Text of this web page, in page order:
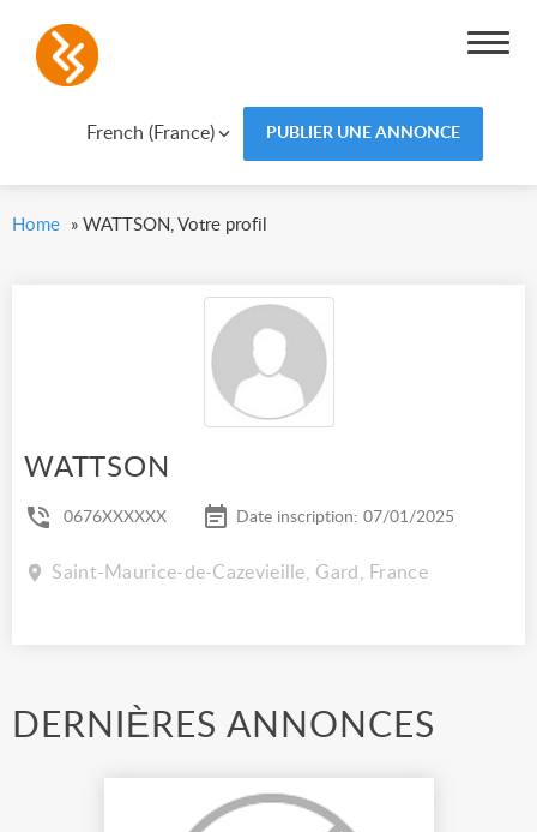
French (France) PUBLIER UNE ANNONCE
Home » WATTSON, Votre profil
WATTSON
0676XXXXXX Date inscription: 07/01/2025
Saint-Maurice-de-Cazevieille, Gard, France
DERNIÈRES ANNONCES